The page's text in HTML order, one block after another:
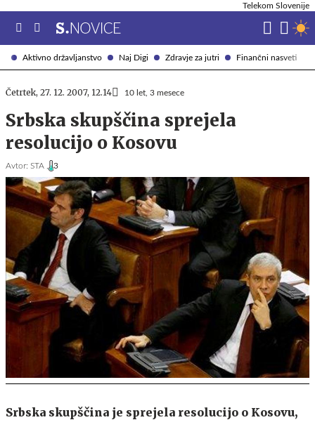
Aktivno državljanstvo Naj Digi Zdravje za jutri Finančni nasveti
Telekom Slovenije
Četrtek, 27. 12. 2007, 12.14 10 let, 3 mesece
Srbska skupščina sprejela
resolucijo o Kosovu
Avtor: STA , 3
Srbska skupščina je sprejela resolucijo o Kosovu,